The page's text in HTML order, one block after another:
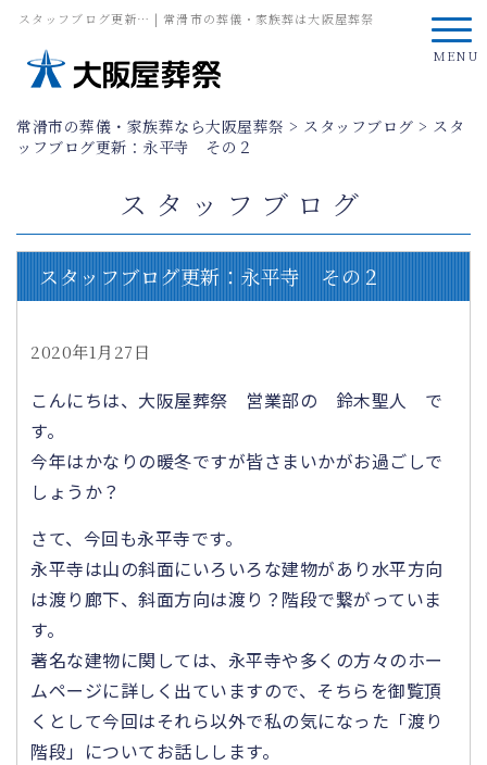
スタッフブログ更新… | 常滑市の葬儀・家族葬は大阪屋葬祭
MENU
常滑市の葬儀・家族葬なら大阪屋葬祭 > スタッフブログ > スタ
ッフブログ更新：永平寺 その２
スタッフブログ
スタッフブログ更新：永平寺 その２
2020年1月27日
こんにちは、大阪屋葬祭 営業部の 鈴木聖人 で
す。
今年はかなりの暖冬ですが皆さまいかがお過ごしで
しょうか？
さて、今回も永平寺です。
永平寺は山の斜面にいろいろな建物があり水平方向
は渡り廊下、斜面方向は渡り？階段で繋がっていま
す。
著名な建物に関しては、永平寺や多くの方々のホー
ムページに詳しく出ていますので、そちらを御覧頂
くとして今回はそれら以外で私の気になった「渡り
階段」についてお話しします。